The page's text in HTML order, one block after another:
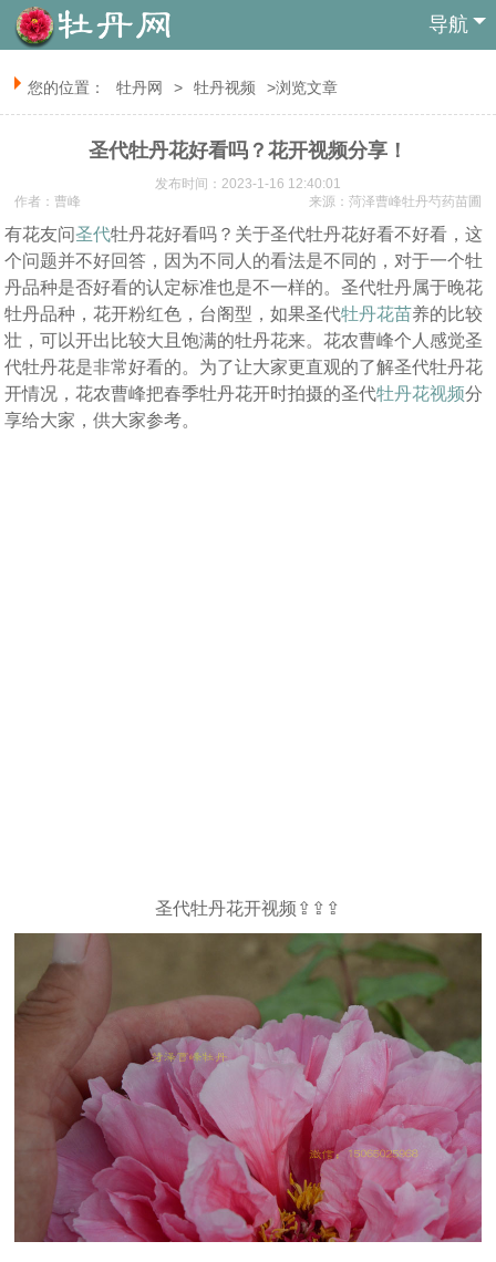
导航
您的位置： 牡丹网 > 牡丹视频 >浏览文章
圣代牡丹花好看吗？花开视频分享！
发布时间：2023-1-16 12:40:01
来源：菏泽曹峰牡丹芍药苗圃
作者：曹峰
有花友问圣代牡丹花好看吗？关于圣代牡丹花好看不好看，这
个问题并不好回答，因为不同人的看法是不同的，对于一个牡
丹品种是否好看的认定标准也是不一样的。圣代牡丹属于晚花
牡丹品种，花开粉红色，台阁型，如果圣代牡丹花苗养的比较
壮，可以开出比较大且饱满的牡丹花来。花农曹峰个人感觉圣
代牡丹花是非常好看的。为了让大家更直观的了解圣代牡丹花
开情况，花农曹峰把春季牡丹花开时拍摄的圣代牡丹花视频分
享给大家，供大家参考。
圣代牡丹花开视频⇪⇪⇪